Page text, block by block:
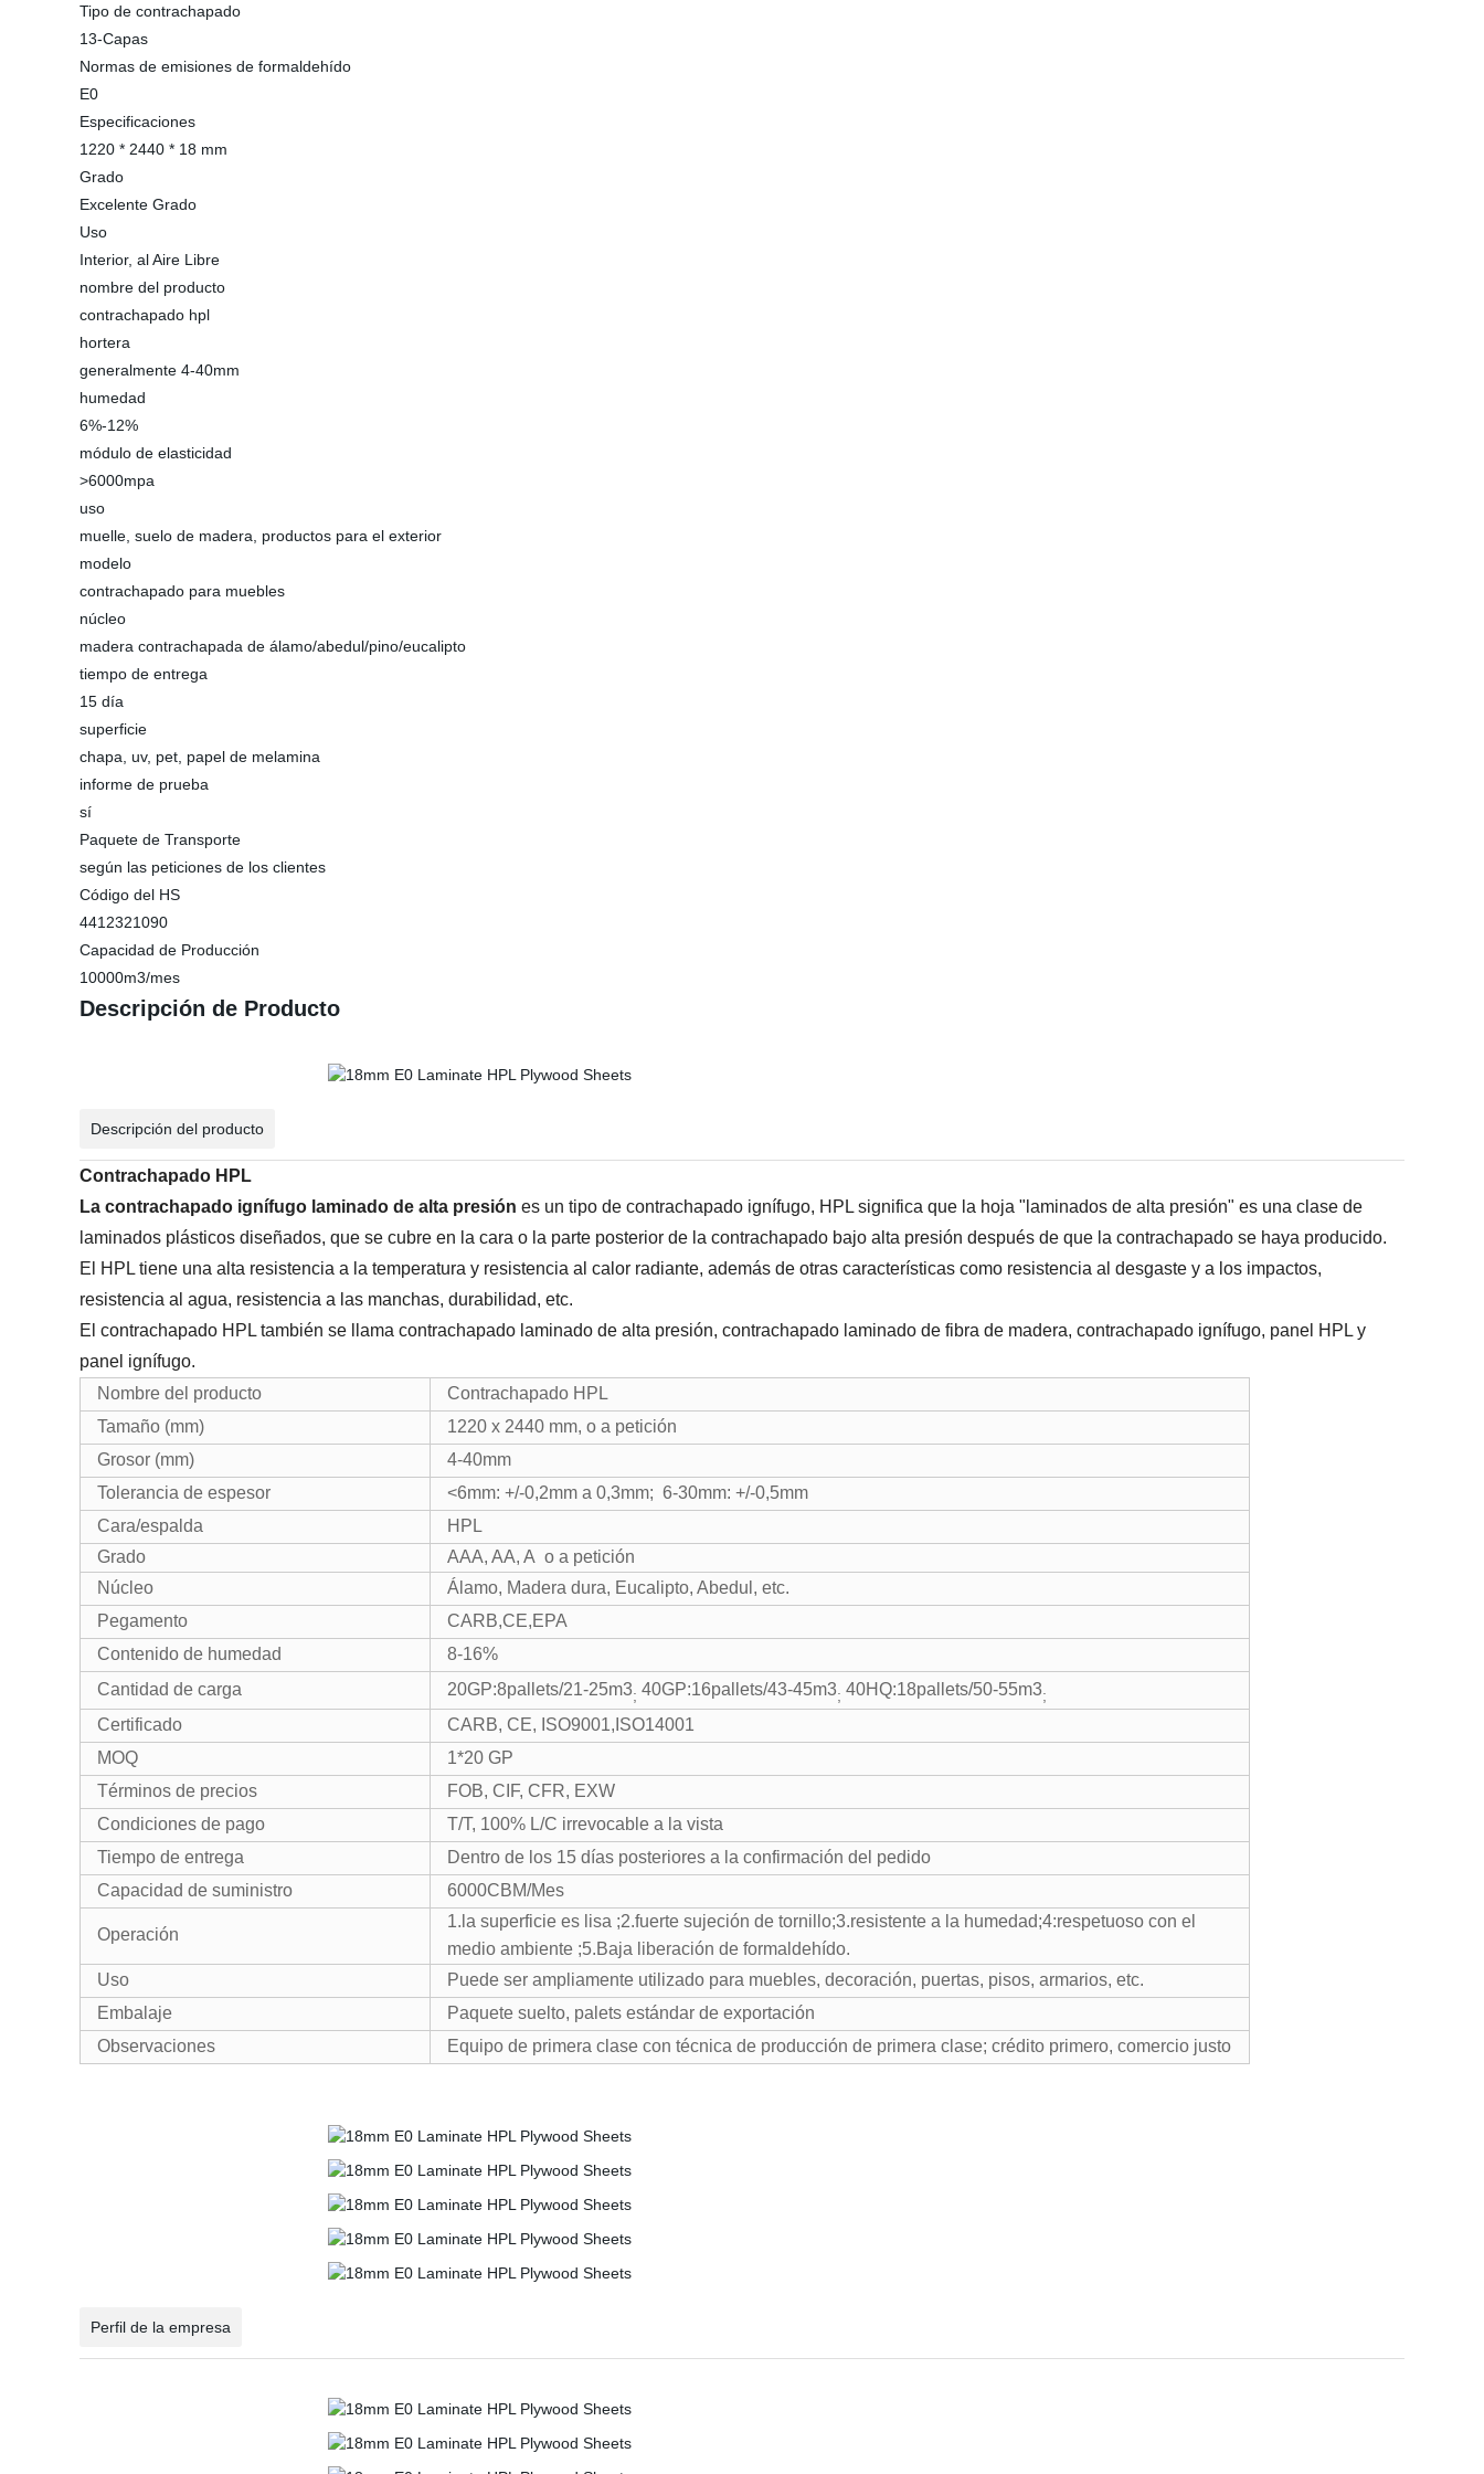
Tipo de contrachapado
13-Capas
Normas de emisiones de formaldehído
E0
Especificaciones
1220 * 2440 * 18 mm
Grado
Excelente Grado
Uso
Interior, al Aire Libre
nombre del producto
contrachapado hpl
hortera
generalmente 4-40mm
humedad
6%-12%
módulo de elasticidad
>6000mpa
uso
muelle, suelo de madera, productos para el exterior
modelo
contrachapado para muebles
núcleo
madera contrachapada de álamo/abedul/pino/eucalipto
tiempo de entrega
15 día
superficie
chapa, uv, pet, papel de melamina
informe de prueba
sí
Paquete de Transporte
según las peticiones de los clientes
Código del HS
4412321090
Capacidad de Producción
10000m3/mes
Descripción de Producto
Descripción del producto
Contrachapado HPL
La contrachapado ignífugo laminado de alta presión es un tipo de contrachapado ignífugo, HPL significa que la hoja "laminados de alta presión" es una clase de
laminados plásticos diseñados, que se cubre en la cara o la parte posterior de la contrachapado bajo alta presión después de que la contrachapado se haya producido.
El HPL tiene una alta resistencia a la temperatura y resistencia al calor radiante, además de otras características como resistencia al desgaste y a los impactos,
resistencia al agua, resistencia a las manchas, durabilidad, etc.
El contrachapado HPL también se llama contrachapado laminado de alta presión, contrachapado laminado de fibra de madera, contrachapado ignífugo, panel HPL y
panel ignífugo.
Nombre del producto
Contrachapado HPL
Tamaño (mm)
1220 x 2440 mm, o a petición
Grosor (mm)
4-40mm
Tolerancia de espesor
<6mm: +/-0,2mm a 0,3mm; 6-30mm: +/-0,5mm
Cara/espalda
HPL
Grado
AAA, AA, A o a petición
Núcleo
Álamo, Madera dura, Eucalipto, Abedul, etc.
Pegamento
CARB,CE,EPA
Contenido de humedad
8-16%
Cantidad de carga
20GP:8pallets/21-25m3; 40GP:16pallets/43-45m3; 40HQ:18pallets/50-55m3;
Certificado
CARB, CE, ISO9001,ISO14001
MOQ
1*20 GP
Términos de precios
FOB, CIF, CFR, EXW
Condiciones de pago
T/T, 100% L/C irrevocable a la vista
Tiempo de entrega
Dentro de los 15 días posteriores a la confirmación del pedido
Capacidad de suministro
6000CBM/Mes
Operación
1.la superficie es lisa ;2.fuerte sujeción de tornillo;3.resistente a la humedad;4:respetuoso con el
medio ambiente ;5.Baja liberación de formaldehído.
Uso
Puede ser ampliamente utilizado para muebles, decoración, puertas, pisos, armarios, etc.
Embalaje
Paquete suelto, palets estándar de exportación
Observaciones
Equipo de primera clase con técnica de producción de primera clase; crédito primero, comercio justo
Perfil de la empresa